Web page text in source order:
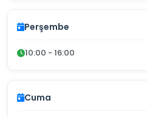
Perşembe
10:00 - 16:00
Cuma